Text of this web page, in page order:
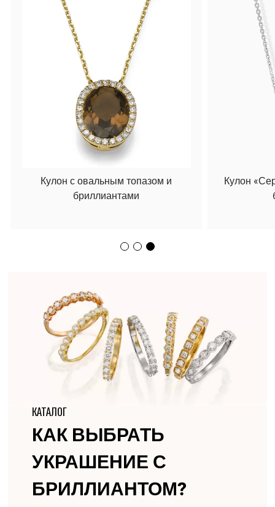
КАТАЛОГ
КАК ВЫБРАТЬ
УКРАШЕНИЕ С
БРИЛЛИАНТОМ?
Кулон
Кулон с овальным топазом и
бриллиантами